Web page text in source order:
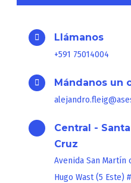
+591 75014004
Llámanos
Mándanos un
Avenida San Martín
Hugo Wast (5 Este)
Central - Santa
Cruz